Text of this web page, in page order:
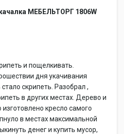
МЕБЕЛЬТОРГ 1806W
и пощелкивать.
дня укачивания
скрипеть. Разобрал ,
в других местах. Дерево и
изготовлено кресло самого
в местах максимальной
денег и купить мусор,